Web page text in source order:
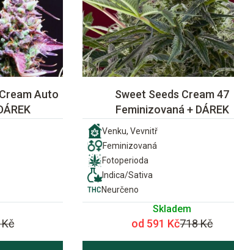
Auto
Sweet Seeds Cream 47
Feminizovaná + DÁREK
Venku, Vevnitř
Feminizovaná
Fotoperioda
Indica/Sativa
Neurčeno
Skladem
od 591 Kč718 Kč